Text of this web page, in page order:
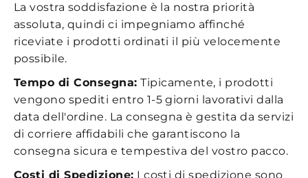
La vostra soddisfazione è la nostra priorità
assoluta, quindi ci impegniamo affinché
riceviate i prodotti ordinati il più velocemente
possibile.
Tempo di Consegna: Tipicamente, i prodotti
vengono spediti entro 1-5 giorni lavorativi dalla
data dell'ordine. La consegna è gestita da servizi
di corriere affidabili che garantiscono la
consegna sicura e tempestiva del vostro pacco.
Costi di Spedizione: I costi di spedizione sono